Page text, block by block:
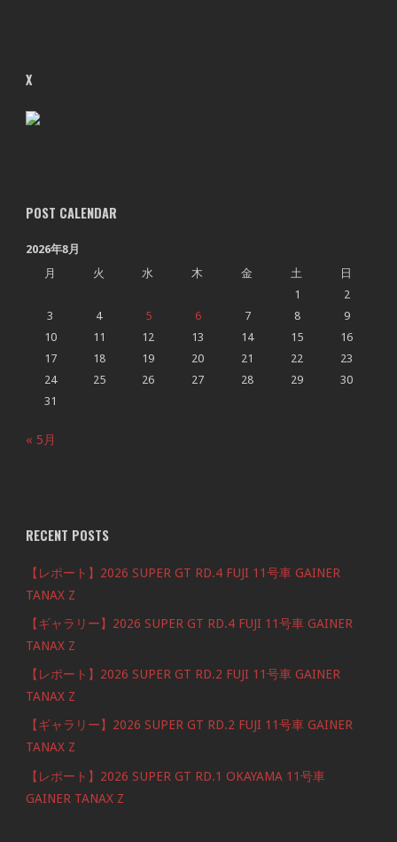
X
POST CALENDAR
2026年8月
月
火 水 木 金 土
日
1
2
3
4 5 6 7 8
9
10
11 12 13 14 15
16
17
18 19 20 21 22
23
24
25 26 27 28 29
30
31
« 5月
RECENT POSTS
【レポート】2026 SUPER GT RD.4 FUJI 11号車 GAINER
TANAX Z
【ギャラリー】2026 SUPER GT RD.4 FUJI 11号車 GAINER
TANAX Z
【レポート】2026 SUPER GT RD.2 FUJI 11号車 GAINER
TANAX Z
【ギャラリー】2026 SUPER GT RD.2 FUJI 11号車 GAINER
TANAX Z
【レポート】2026 SUPER GT RD.1 OKAYAMA 11号車
GAINER TANAX Z